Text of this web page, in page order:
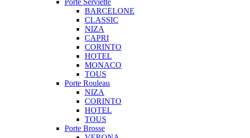
Porte Serviette
BARCELONE
CLASSIC
NIZA
CAPRI
CORINTO
HOTEL
MONACO
TOUS
Porte Rouleau
NIZA
CORINTO
HOTEL
TOUS
Porte Brosse